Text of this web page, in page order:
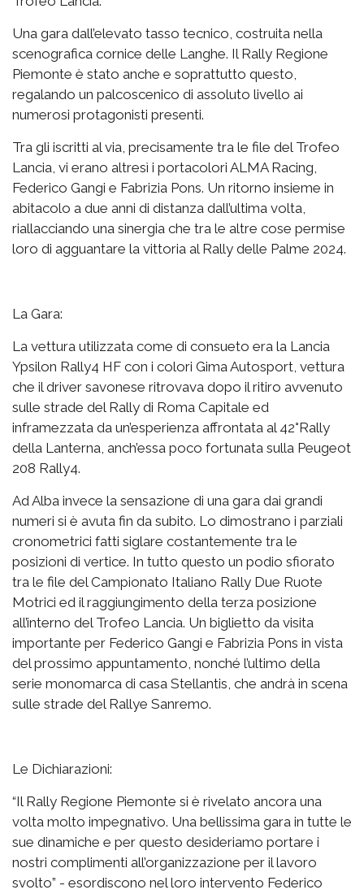
Una gara dall’elevato tasso tecnico, costruita nella
scenografica cornice delle Langhe. Il Rally Regione
Piemonte è stato anche e soprattutto questo,
regalando un palcoscenico di assoluto livello ai
numerosi protagonisti presenti.
Tra gli iscritti al via, precisamente tra le file del Trofeo
Lancia, vi erano altresì i portacolori ALMA Racing,
Federico Gangi e Fabrizia Pons. Un ritorno insieme in
abitacolo a due anni di distanza dall’ultima volta,
riallacciando una sinergia che tra le altre cose permise
loro di agguantare la vittoria al Rally delle Palme 2024.
La Gara:
La vettura utilizzata come di consueto era la Lancia
Ypsilon Rally4 HF con i colori Gima Autosport, vettura
che il driver savonese ritrovava dopo il ritiro avvenuto
sulle strade del Rally di Roma Capitale ed
inframezzata da un’esperienza affrontata al 42°Rally
della Lanterna, anch’essa poco fortunata sulla Peugeot
208 Rally4.
Ad Alba invece la sensazione di una gara dai grandi
numeri si è avuta fin da subito. Lo dimostrano i parziali
cronometrici fatti siglare costantemente tra le
posizioni di vertice. In tutto questo un podio sfiorato
tra le file del Campionato Italiano Rally Due Ruote
Motrici ed il raggiungimento della terza posizione
all’interno del Trofeo Lancia. Un biglietto da visita
importante per Federico Gangi e Fabrizia Pons in vista
del prossimo appuntamento, nonché l’ultimo della
serie monomarca di casa Stellantis, che andrà in scena
sulle strade del Rallye Sanremo.
Le Dichiarazioni:
“Il Rally Regione Piemonte si è rivelato ancora una
volta molto impegnativo. Una bellissima gara in tutte le
sue dinamiche e per questo desideriamo portare i
nostri complimenti all’organizzazione per il lavoro
svolto” - esordiscono nel loro intervento Federico